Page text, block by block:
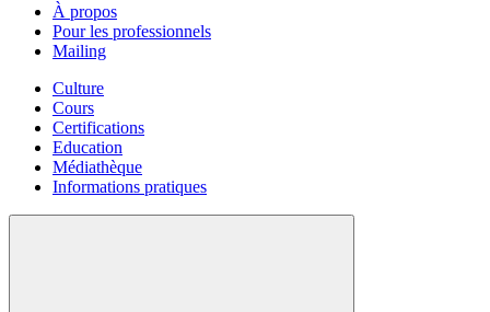
À propos
Pour les professionnels
Mailing
Culture
Cours
Certifications
Education
Médiathèque
Informations pratiques